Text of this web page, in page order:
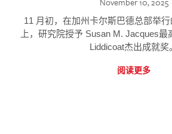
11 月初，在加州卡尔斯巴德总部举
上，研究院授予 Susan M. Jacques
Liddicoat杰出成就奖
阅读更多